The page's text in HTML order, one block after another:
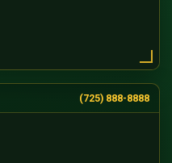
(725) 888-8888